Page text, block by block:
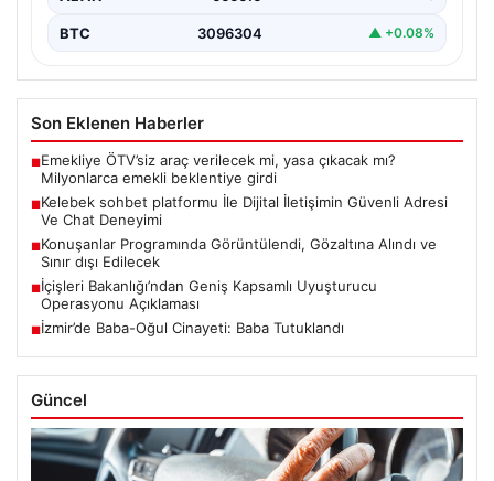
BTC 3096304 ▲ +0.08%
Son Eklenen Haberler
■Emekliye ÖTV’siz araç verilecek mi, yasa çıkacak mı?
Milyonlarca emekli beklentiye girdi
■Kelebek sohbet platformu İle Dijital İletişimin Güvenli Adresi
Ve Chat Deneyimi
■Konuşanlar Programında Görüntülendi, Gözaltına Alındı ve
Sınır dışı Edilecek
■İçişleri Bakanlığı’ndan Geniş Kapsamlı Uyuşturucu
Operasyonu Açıklaması
■İzmir’de Baba-Oğul Cinayeti: Baba Tutuklandı
Güncel